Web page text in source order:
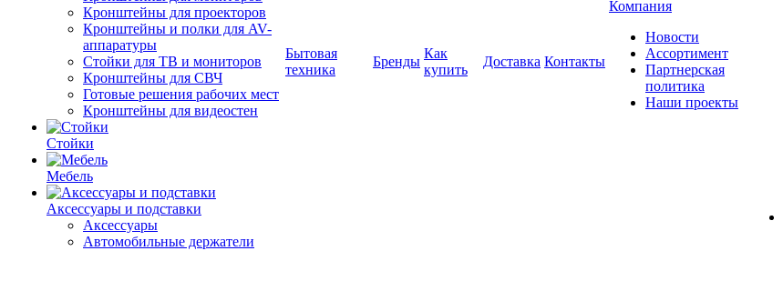
Кронштейны для проекторов
Кронштейны и полки для AV-
аппаратуры
Стойки для ТВ и мониторов
Кронштейны для СВЧ
Готовые решения рабочих мест
Кронштейны для видеостен
Стойки
Мебель
Аксессуары и подставки
Аксессуары
Автомобильные держатели
Бытовая
техника
Бренды
Как
купить
Доставка Контакты
Компания
Новости
Ассортимент
Партнерская
политика
Наши проекты